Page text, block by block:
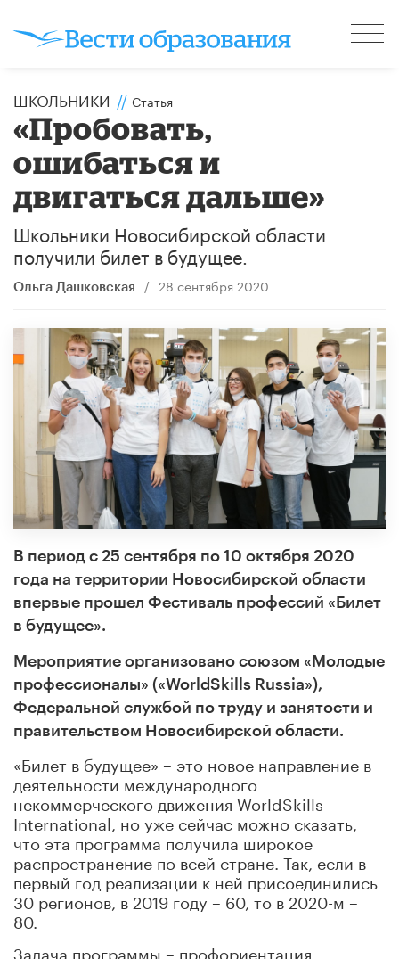
ШКОЛЬНИКИ // Статья
«Пробовать,
ошибаться и
двигаться дальше»
Школьники Новосибирской области
получили билет в будущее.
Ольга Дашковская / 28 сентября 2020
В период с 25 сентября по 10 октября 2020
года на территории Новосибирской области
впервые прошел Фестиваль профессий «Билет
в будущее».
Мероприятие организовано союзом «Молодые
профессионалы» («WorldSkills Russia»),
Федеральной службой по труду и занятости и
правительством Новосибирской области.
«Билет в будущее» – это новое направление в
деятельности международного
некоммерческого движения WorldSkills
International, но уже сейчас можно сказать,
что эта программа получила широкое
распространение по всей стране. Так, если в
первый год реализации к ней присоединились
30 регионов, в 2019 году – 60, то в 2020-м –
80.
Задача программы – профориентация